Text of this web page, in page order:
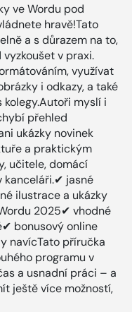
ve Wordu pod
hravě!Tato
a s důrazem na to,
v praxi.
využívat
i odkazy, a také
myslí i
přehled
ukázky novinek
a praktickým
učitele, domácí
kanceláři.✔ jasné
ilustrace a ukázky
2025✔ vhodné
bonusový online
navícTato příručka
programu v
a usnadní práci – a
ještě více možností,